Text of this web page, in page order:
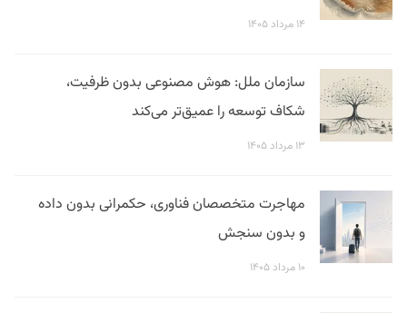
۱۴ مرداد ۱۴۰۵
سازمان ملل: هوش مصنوعی بدون ظرفیت،
شکاف توسعه را عمیق‌تر می‌کند
۱۳ مرداد ۱۴۰۵
مهاجرت متخصصان فناوری، حکمرانی بدون داده
و بدون سنجش
۱۰ مرداد ۱۴۰۵